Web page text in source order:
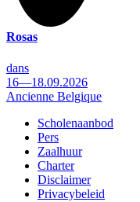
Rosas
dans
16—18.09.2026
Ancienne Belgique
Footer
Scholenaanbod
Pers
Zaalhuur
Charter
Disclaimer
Privacybeleid